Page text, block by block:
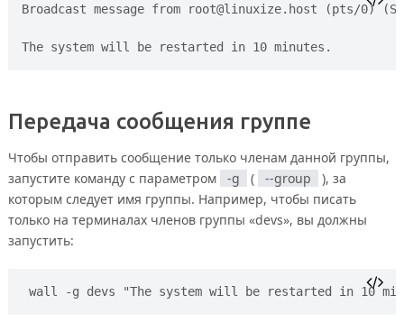
Broadcast message from root@linuxize.host (pts/0)
Передача сообщения группе
Чтобы отправить сообщение только членам данной группы,
запустите команду с параметром
-g ( --group
), за
которым следует имя группы. Например, чтобы писать
только на терминалах членов группы «devs», вы должны
запустить:
wall -g devs "The system will be restarted in 10